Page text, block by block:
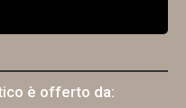
è offerto da: